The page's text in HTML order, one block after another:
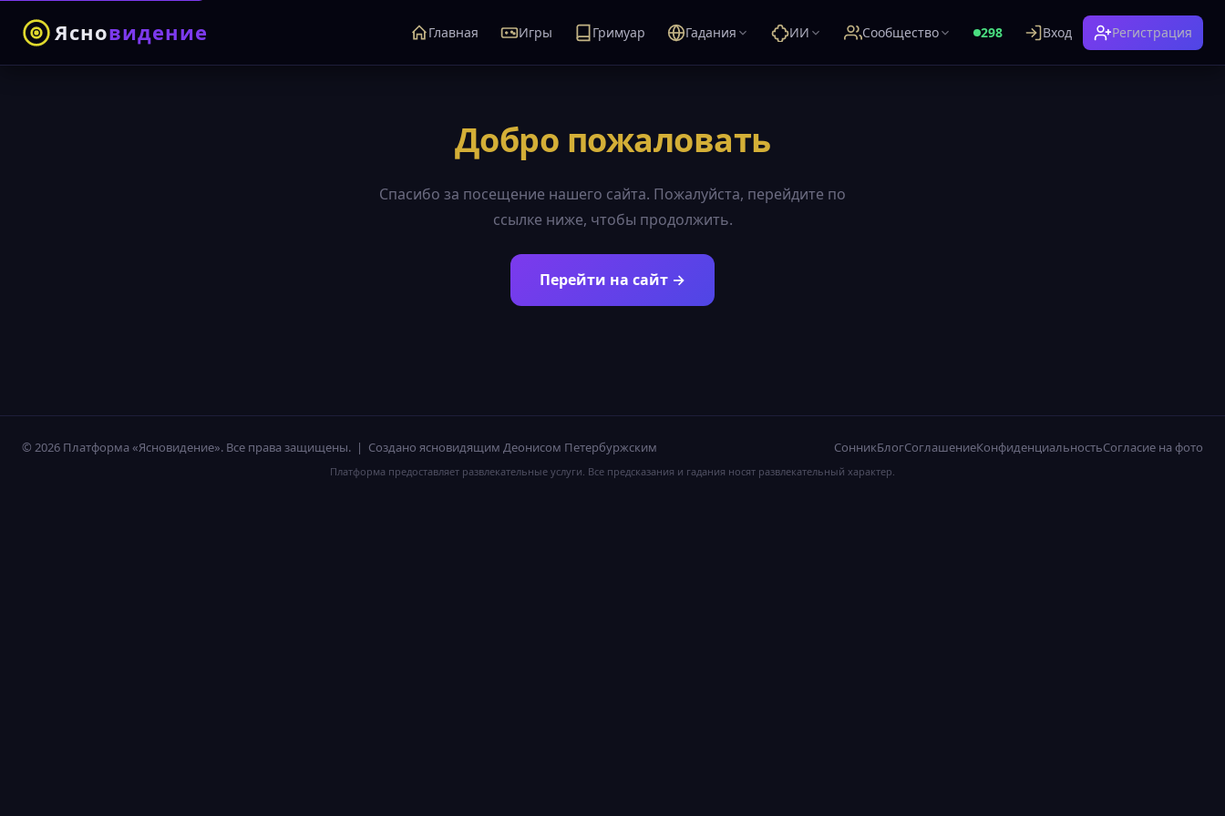
Ясновидение Главная Игры Гримуар Гадания ИИ Сообщество 298 Вход Регистрация
Добро пожаловать
Спасибо за посещение нашего сайта. Пожалуйста, перейдите по
ссылке ниже, чтобы продолжить.
Перейти на сайт →
© 2026 Платформа «Ясновидение». Все права защищены. | Создано ясновидящим Деонисом Петербуржским СонникБлогСоглашениеКонфиденциальностьСогласие на фото
Платформа предоставляет развлекательные услуги. Все предсказания и гадания носят развлекательный характер.